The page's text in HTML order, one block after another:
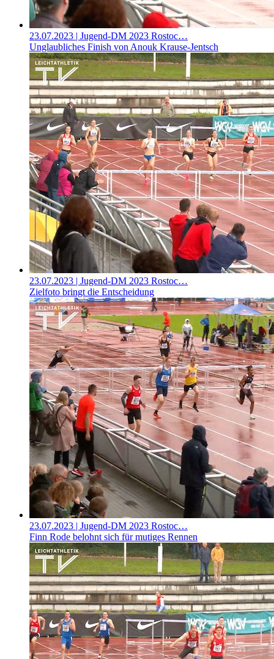
23.07.2023 | Jugend-DM 2023 Rostoc…
Unglaubliches Finish von Anouk Krause-Jentsch
23.07.2023 | Jugend-DM 2023 Rostoc…
Zielfoto bringt die Entscheidung
23.07.2023 | Jugend-DM 2023 Rostoc…
Finn Rode belohnt sich für mutiges Rennen